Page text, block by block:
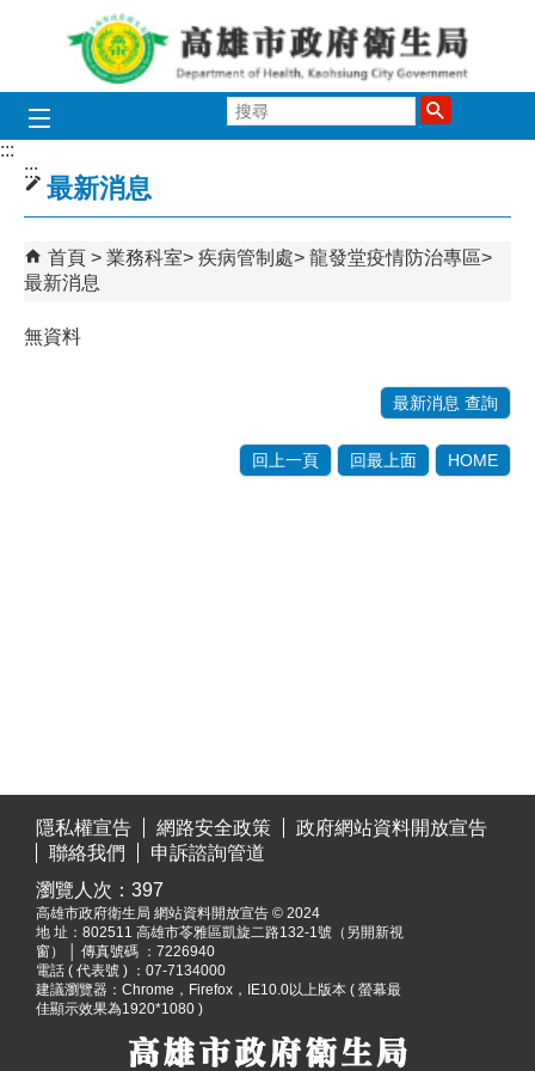
跳到主要內容區塊
尋
:::
:::
最新消息
首頁 業務科室 疾病管制處
龍發堂疫情防治專區
最新消息
無資料
最新消息 查詢
回上一頁 回最上面 HOME
隱私權宣告
網路安全政策
政府網站資料開放宣告
聯絡我們
申訴諮詢管道
瀏覽人次： 397
高雄市政府衛生局 網站資料開放宣告 © 2024
地 址： 802511 高雄市苓雅區凱旋二路132-1號（另開新視
窗）
│ 傳真號碼 ：7226940
電話 ( 代表號 ) ：07-7134000
建議瀏覽器：Chrome，Firefox，IE10.0以上版本 ( 螢幕最
佳顯示效果為1920*1080 )